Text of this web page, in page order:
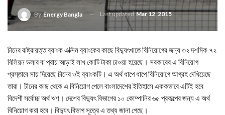
ByEnergy Bangla Last updatedMar 12, 2015
চীনের রাষ্ট্রায়ত্ত ব্যাংক এক্সিম ব্যাংকের কাছে বিদ্যুৎখাতে বিনিয়োগের জন্য ৩২ দশমিক ৭২
বিলিয়ন ডলার বা প্রায় আড়াই লাখ কোটি টাকা চাওয়া হয়েছে। সরকারের এ বিনিয়োগ
প্রস্তাবে সায় দিয়েছে চীনের ওই ব্যাংকটি। এ অর্থ ধাপে ধাপে বিনিয়োগে আগ্রহ দেখিয়েছে
তারা। চীনের কাছ থেকে এ বিনিয়োগ পেলে বাংলাদেশের ইতিহাসে এককভাবে এটিই হবে
বিদেশী সর্বোচ্চ অর্থ ঋণ। দেশের বিদ্যুৎ বিভাগের ১০ কোম্পানির ৬৫ প্রকল্পের জন্য এ অর্থ
বিনিয়োগ করা হবে। বিদ্যুৎ বিভাগ সূত্রে এ তথ্য জানা গেছে।